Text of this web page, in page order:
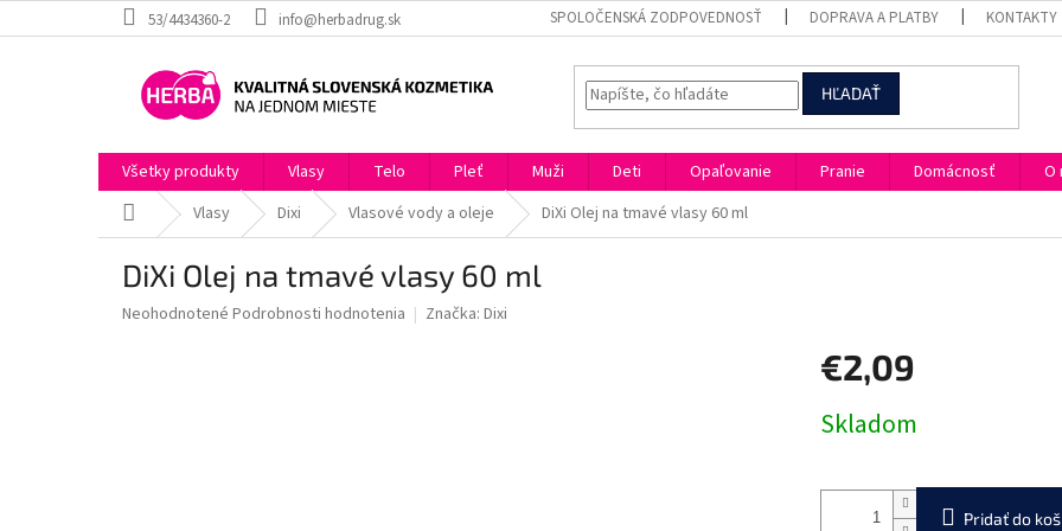
na
53/4434360-2 info@herbadrug.sk SPOLOČENSKÁ ZODPOVEDNOSŤ DOPRAVA A PLATBY KONTAKTY
HĽADAŤ
Všetky produkty Vlasy Telo Pleť Muži Deti Opaľovanie Pranie Domácnosť O
DomovVlasy Dixi Vlasové vody a oleje DiXi Olej na tmavé vlasy 60 ml
DiXi Olej na tmavé vlasy 60 ml
Priemerné
Neohodnotené Podrobnosti hodnotenia Značka: Dixi
€2,09
cena:
Skladom
Pridať do